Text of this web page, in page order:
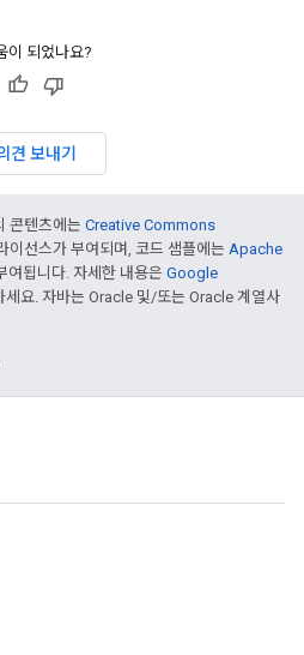
이 되었나요?
견 보내기
콘텐츠에는 Creative Commons
이선스가 부여되며, 코드 샘플에는 Apache
여됩니다. 자세한 내용은 Google
세요. 자바는 Oracle 및/또는 Oracle 계열사